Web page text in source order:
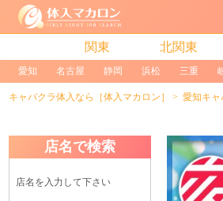
関東 北関東
愛知 名古屋 静岡 浜松 三重
キャバクラ体入なら［体入マカロン］ 愛知キャ
店名で検索
店名を入力して下さい